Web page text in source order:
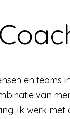
en teams
van
Ik werk